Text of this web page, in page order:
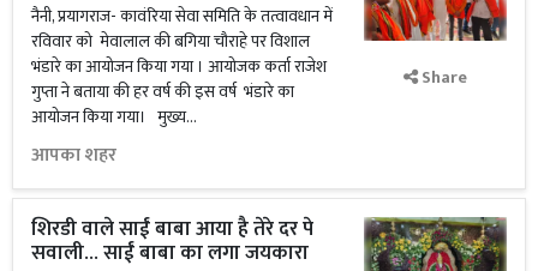
नैनी, प्रयागराज- कावंरिया सेवा समिति के तत्वावधान में
रविवार को मेवालाल की बगिया चौराहे पर विशाल
भंडारे का आयोजन किया गया । आयोजक कर्ता राजेश
गुप्ता ने बताया की हर वर्ष की इस वर्ष भंडारे का
आयोजन किया गया। मुख्य...
आपका शहर
Share
शिरडी वाले साईं बाबा आया है तेरे दर पे
सवाली... साईं बाबा का लगा जयकारा